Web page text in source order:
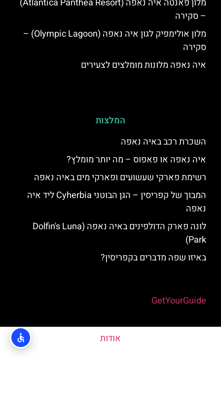
מלון פאנטה איה נאפה (Atlantica Panthea Resort)
– סקירה
מלון אולימפיק לגון איה נאפה (Olympic Lagoon) –
סקירה
איה נאפה מלונות מומלצים לצעירים
המלצות
השכרת רכב באיה נאפה
איה נאפה או פאפוס – מה יותר מומלץ?
רשימת פארקי שעשועים ופארקי מים באיה נאפה
המבוך של קפריסין – הגן הבוטני Cyherbia‬‬ ליד איה
נאפה
לונה פארק הדולפינים באיה נאפה (Dolfin's Luna
Park)
באיזו שפה מדברים בקפריסין?
GetYourGuide
אודות